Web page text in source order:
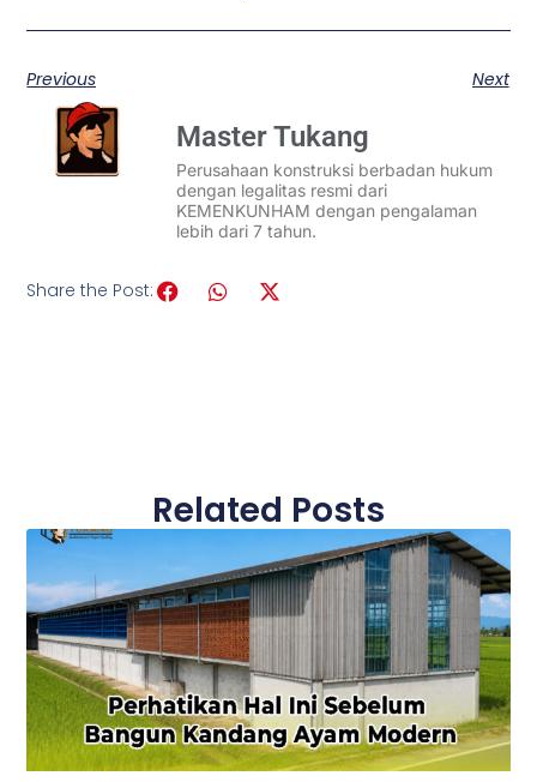
Previous Next
Master Tukang
Perusahaan konstruksi berbadan hukum
dengan legalitas resmi dari
KEMENKUNHAM dengan pengalaman
lebih dari 7 tahun.
Share the Post:
Related Posts